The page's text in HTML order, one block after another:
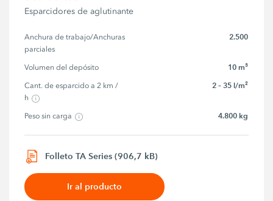
Esparcidores de aglutinante
Anchura de trabajo/Anchuras
parciales
2.500
Volumen del depósito 10 m³
Cant. de esparcido a 2 km /
h
2 – 35 l/m²
Peso sin carga 4.800 kg
Folleto TA Series (906,7 kB)
Ir al producto